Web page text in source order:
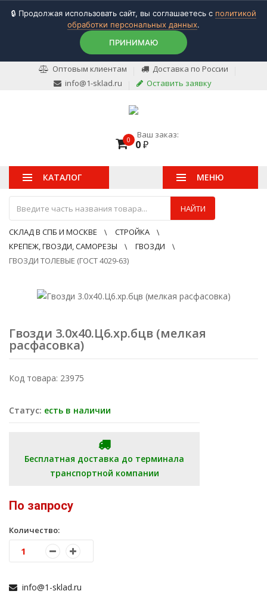
🔒 Продолжая использовать сайт, вы соглашаетесь с политикой
обработки персональных данных.
ПРИНИМАЮ
Оптовым клиентам
Доставка по России
info@1-sklad.ru
Оставить заявку
0 Ваш заказ:
0₽
КАТАЛОГ
НАЙТИ
МЕНЮ
СКЛАД В СПБ И МОСКВЕ
СТРОЙКА
КРЕПЕЖ, ГВОЗДИ, САМОРЕЗЫ
ГВОЗДИ
ГВОЗДИ ТОЛЕВЫЕ (ГОСТ 4029-63)
Гвозди 3.0х40.Ц6.хр.бцв (мелкая
расфасовка)
Код товара: 23975
Статус: есть в наличии
Бесплатная доставка до терминала
транспортной компании
По запросу
Количество:
info@1-sklad.ru